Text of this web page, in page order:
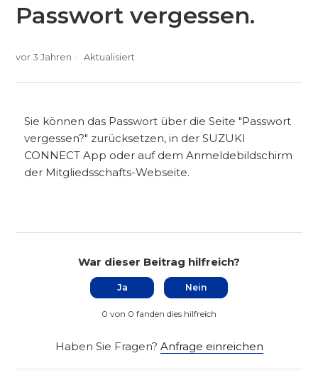
Passwort vergessen.
vor 3 Jahren Aktualisiert
Sie können das Passwort über die Seite "Passwort
vergessen?" zurücksetzen, in der SUZUKI
CONNECT App oder auf dem Anmeldebildschirm
der Mitgliedsschafts-Webseite.
War dieser Beitrag hilfreich?
Ja Nein
0 von 0 fanden dies hilfreich
Haben Sie Fragen? Anfrage einreichen